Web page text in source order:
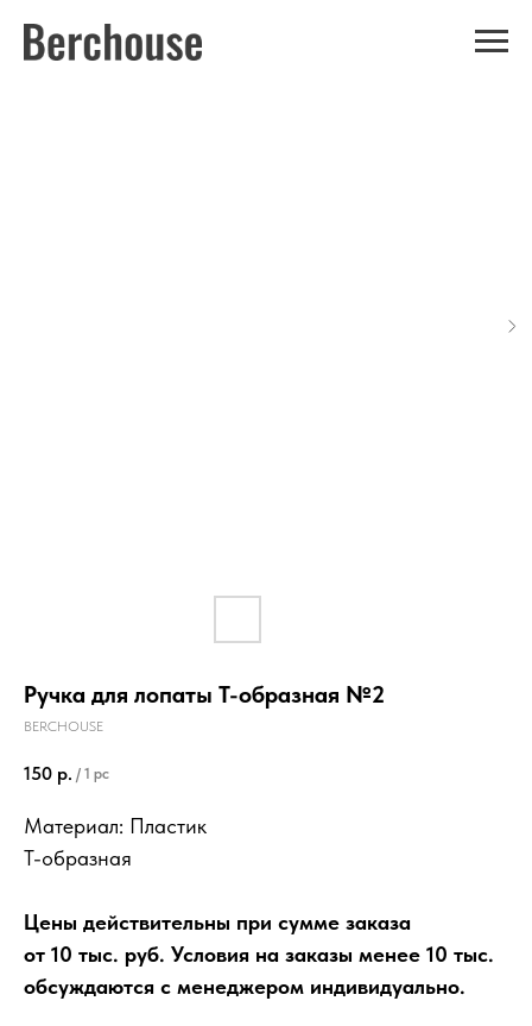
Ручка для лопаты Т-образная №2
BERCHOUSE
150 р. / 1 pc
Материал: Пластик
Т-образная
Цены действительны при сумме заказа
от 10 тыс. руб. Условия на заказы менее 10 тыс.
обсуждаются с менеджером индивидуально.